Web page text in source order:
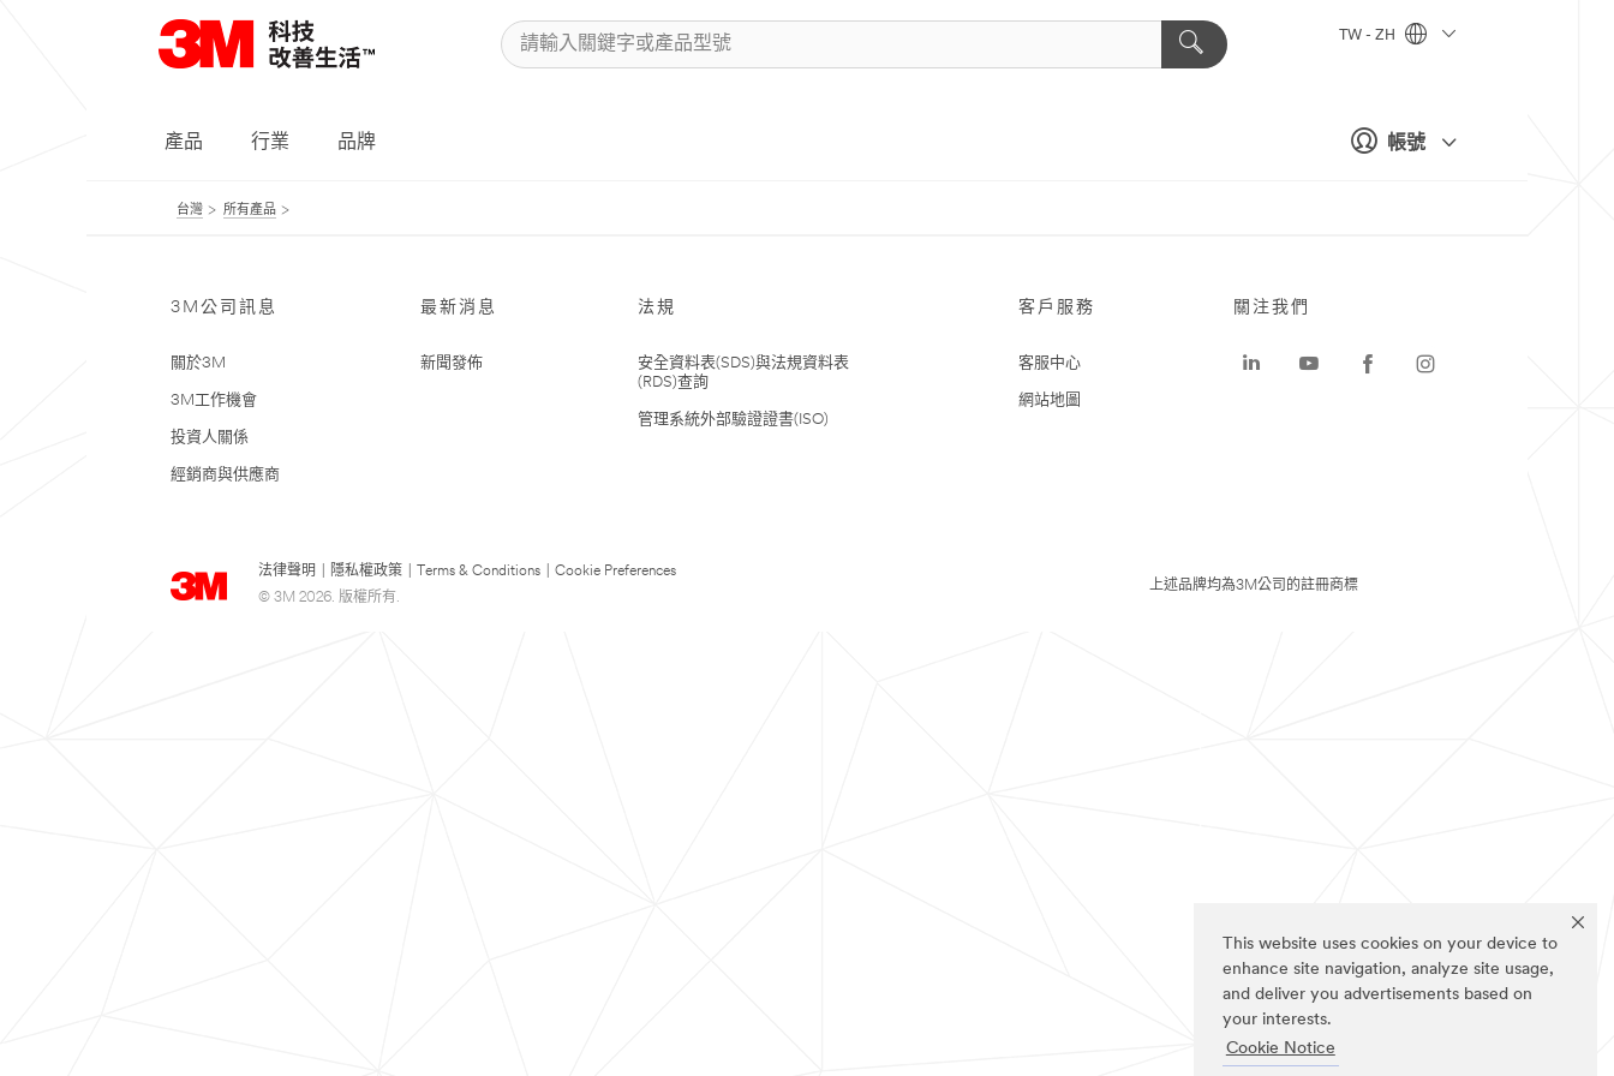
This website uses cookies on your device to
enhance site navigation, analyze site usage,
and deliver you advertisements based on
your interests.
Cookie Notice
帳號
TW - ZH
產品 行業 品牌
台灣 所有產品
3M公司訊息
關於3M
3M工作機會
投資人關係
經銷商與供應商
最新消息
新聞發佈
法規
安全資料表(SDS)與法規資料表
(RDS)查詢
管理系統外部驗證證書(ISO)
客戶服務
客服中心
網站地圖
法律聲明 隱私權政策 Terms & Conditions
Cookie Preferences
© 3M 2026. 版權所有.
關注我們
上述品牌均為3M公司的註冊商標